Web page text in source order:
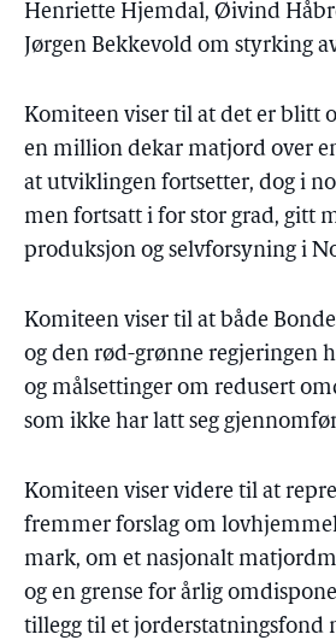
Henriette Hjemdal, Øivind
Jørgen Bekkevold om styrking
Komiteen viser til at det er blitt
en million dekar matjord over
at utviklingen fortsetter, dog i
men fortsatt i for stor grad, gitt
produksjon og selvforsyning i
Komiteen viser til at både
og den rød-grønne regjeringen
og målsettinger om redusert
som ikke har latt seg
Komiteen viser videre til at
fremmer forslag om
mark, om et nasjonalt
og en grense for årlig
tillegg til et jorderstatningsfond